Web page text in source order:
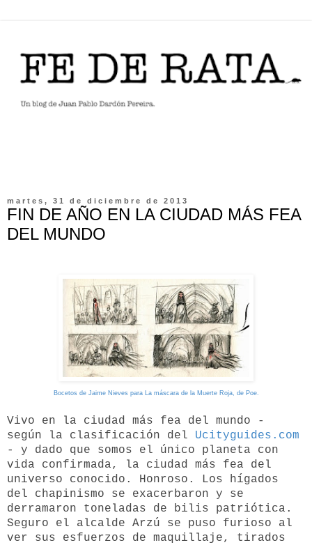
martes, 31 de diciembre de 2013
FIN DE AÑO EN LA CIUDAD MÁS FEA
DEL MUNDO
Bocetos de Jaime Nieves para La máscara de la Muerte Roja, de Poe.
Vivo en la ciudad más fea del mundo -
según la clasificación del Ucityguides.com
- y dado que somos el único planeta con
vida confirmada, la ciudad más fea del
universo conocido. Honroso. Los hígados
del chapinismo se exacerbaron y se
derramaron toneladas de bilis patriótica.
Seguro el alcalde Arzú se puso furioso al
ver sus esfuerzos de maquillaje, tirados